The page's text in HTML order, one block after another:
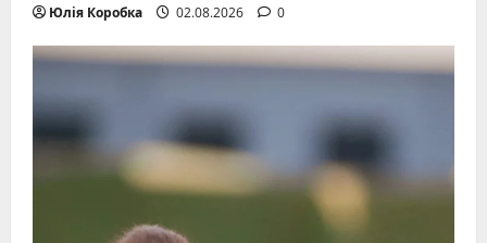
Юлія Коробка 02.08.2026 0